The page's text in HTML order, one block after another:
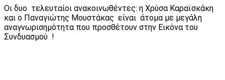
Οι δυο τελευταίοι ανακοινωθέντες: η Χρύσα Καραϊσκάκη
και ο Παναγιώτης Μουστάκας είναι άτομα με μεγάλη
αναγνωρισημότητα που προσθέτουν στην Εικόνα του
Συνδυασμού !